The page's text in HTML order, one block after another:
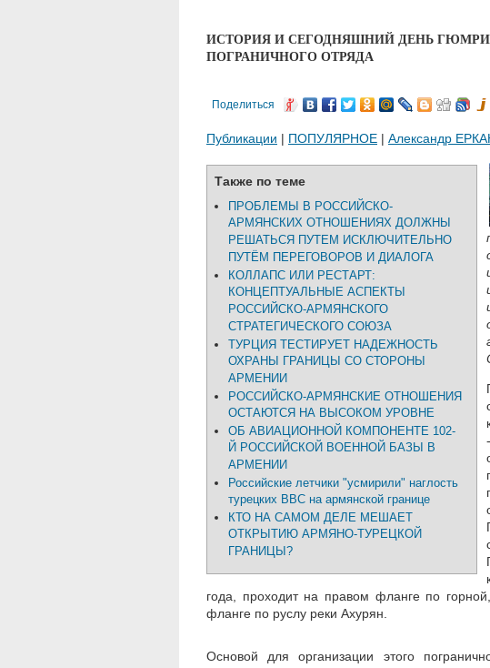
ИСТОРИЯ И СЕГОДНЯШНИЙ ДЕНЬ
ПОГРАНИЧНОГО ОТРЯДА
Поделиться
Публикации | ПОПУЛЯРНОЕ | Александр
Также по теме
ПРОБЛЕМЫ В РОССИЙСКО-
АРМЯНСКИХ ОТНОШЕНИЯХ ДОЛЖНЫ
РЕШАТЬСЯ ПУТЕМ ИСКЛЮЧИТЕЛЬНО
ПУТЁМ ПЕРЕГОВОРОВ И ДИАЛОГА
КОЛЛАПС ИЛИ РЕСТАРТ:
КОНЦЕПТУАЛЬНЫЕ АСПЕКТЫ
РОССИЙСКО-АРМЯНСКОГО
СТРАТЕГИЧЕСКОГО СОЮЗА
ТУРЦИЯ ТЕСТИРУЕТ НАДЕЖНОСТЬ
ОХРАНЫ ГРАНИЦЫ СО СТОРОНЫ
АРМЕНИИ
РОССИЙСКО-АРМЯНСКИЕ ОТНОШЕНИЯ
ОСТАЮТСЯ НА ВЫСОКОМ УРОВНЕ
ОБ АВИАЦИОННОЙ КОМПОНЕНТЕ 102-
Й РОССИЙСКОЙ ВОЕННОЙ БАЗЫ В
АРМЕНИИ
Российские летчики "усмирили" наглость
турецких ВВС на армянской границе
КТО НА САМОМ ДЕЛЕ МЕШАЕТ
ОТКРЫТИЮ АРМЯНО-ТУРЕЦКОЙ
ГРАНИЦЫ?
года, проходит на правом фланге по
фланге по руслу реки Ахурян.
Основой для организации этого